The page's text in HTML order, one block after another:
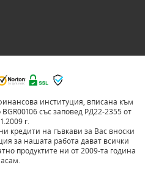
институция, вписана към
със заповед РД22-2355 от
г.
кредити на гъвкави за Вас вноски
за нашата работа дават всички
продуктите ни от 2009-та година